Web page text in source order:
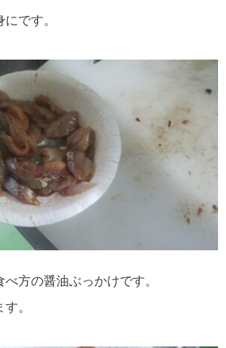
です。
方の醤油ぶっかけです。
。